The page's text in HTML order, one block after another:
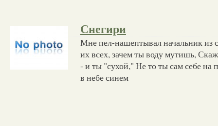
Снегири
Мне пел-нашептывал начальник из
их всех, зачем ты воду мутишь,
- и ты "сухой," Не то ты сам себе
в небе синем